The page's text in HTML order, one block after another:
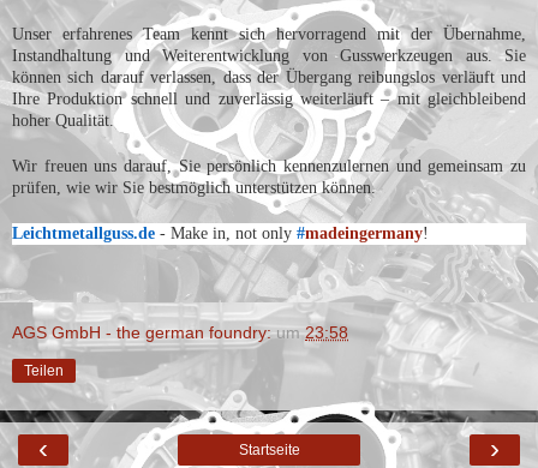
Unser erfahrenes Team kennt sich hervorragend mit der Übernahme,
Instandhaltung und Weiterentwicklung von Gusswerkzeugen aus. Sie
können sich darauf verlassen, dass der Übergang reibungslos verläuft und
Ihre Produktion schnell und zuverlässig weiterläuft – mit gleichbleibend
hoher Qualität.
Wir freuen uns darauf, Sie persönlich kennenzulernen und gemeinsam zu
prüfen, wie wir Sie bestmöglich unterstützen können.
Leichtmetallguss.de - Make in, not only #madeingermany!
AGS GmbH - the german foundry: um23:58
Teilen
‹ ›
Startseite